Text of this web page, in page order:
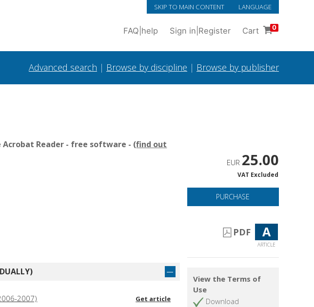
SKIP TO MAIN CONTENT LANGUAGE
FAQ help Sign in Register Cart 0
Advanced search | Browse by discipline | Browse by publisher
Reader - free software - (find out
2007) Get article
EUR 25.00
VAT Excluded
PURCHASE
PDF A
ARTICLE
View the Terms of
Use
Download